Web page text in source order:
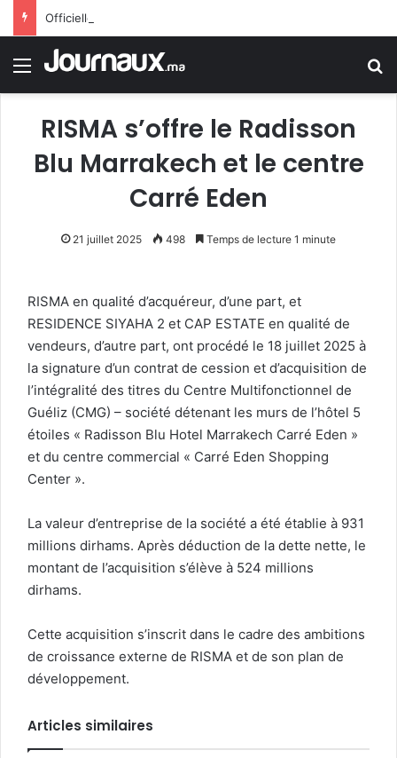
Menu
RISMA s’offre le Radisson
Blu Marrakech et le centre
Carré Eden
21 juillet 2025 498 Temps de lecture 1 minute
RISMA en qualité d’acquéreur, d’une part, et
RESIDENCE SIYAHA 2 et CAP ESTATE en qualité de
vendeurs, d’autre part, ont procédé le 18 juillet 2025 à
la signature d’un contrat de cession et d’acquisition de
l’intégralité des titres du Centre Multifonctionnel de
Guéliz (CMG) – société détenant les murs de l’hôtel 5
étoiles « Radisson Blu Hotel Marrakech Carré Eden »
et du centre commercial « Carré Eden Shopping
Center ».
La valeur d’entreprise de la société a été établie à 931
millions dirhams. Après déduction de la dette nette, le
montant de l’acquisition s’élève à 524 millions
dirhams.
Cette acquisition s’inscrit dans le cadre des ambitions
de croissance externe de RISMA et de son plan de
développement.
Articles similaires